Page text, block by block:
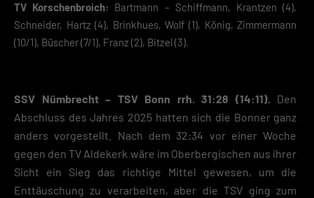
TV Korschenbroich: Bartmann – Schiffmann, Krantzen (4),
Schneider, Hartz (4), Brinkhues, Wolf (1), König, Zimmermann
(10/1), Büscher (7/1), Franz (2), Bitzel (3).
SSV Nümbrecht – TSV Bonn rrh. 31:28 (14:11). Den
Abschluss des Jahres 2025 hatten sich die Bonner ganz
anders vorgestellt. Nach dem 32:34 vor einer Woche
gegen den TV Aldekerk wäre im Oberbergischen aus ihrer
Sicht ein Sieg das richtige Mittel gewesen, um die
Enttäuschung zu verarbeiten, aber die TSV ging zum